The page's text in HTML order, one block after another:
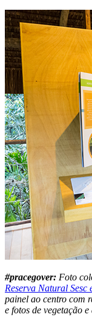
#pracegover: Foto
Reserva Natural Sesc
painel ao centro com
e fotos de vegetação